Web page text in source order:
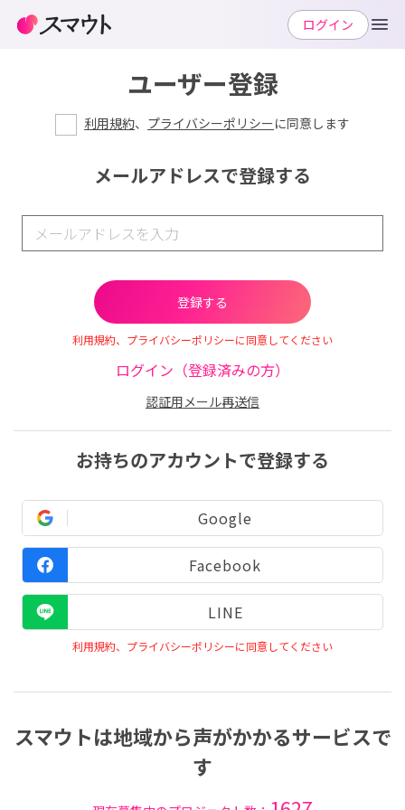
ユーザー登録
利用規約、 プライバシーポリシーに同意します
メールアドレスで登録する
利用規約、プライバシーポリシーに同意してください
ログイン（登録済みの方）
認証用メール再送信
お持ちのアカウントで登録する
Google
Facebook
LINE
利用規約、プライバシーポリシーに同意してください
スマウトは地域から声がかかるサービスで
す
ログイン